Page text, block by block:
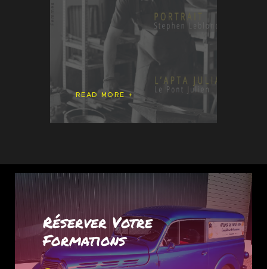
READ MORE
Réserver Votre
Formations